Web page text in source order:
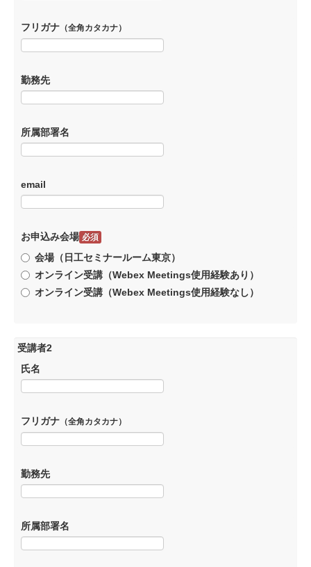
フリガナ （全角カタカナ）
勤務先
所属部署名
email
お申込み会場 必須
会場（日工セミナールーム東京）
オンライン受講（Webex Meetings使用経験あり）
オンライン受講（Webex Meetings使用経験なし）
受講者2
氏名
フリガナ （全角カタカナ）
勤務先
所属部署名